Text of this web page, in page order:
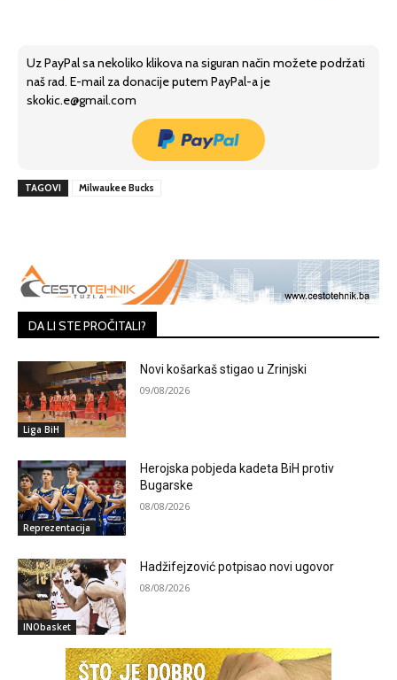
Uz PayPal sa nekoliko klikova na siguran način možete podržati
naš rad. E-mail za donacije putem PayPal-a je
skokic.e@gmail.com
TAGOVI Milwaukee Bucks
DA LI STE PROČITALI?
Liga BiH
Novi košarkaš stigao u Zrinjski
09/08/2026
Reprezentacija
Herojska pobjeda kadeta BiH protiv
Bugarske
08/08/2026
INObasket
Hadžifejzović potpisao novi ugovor
08/08/2026